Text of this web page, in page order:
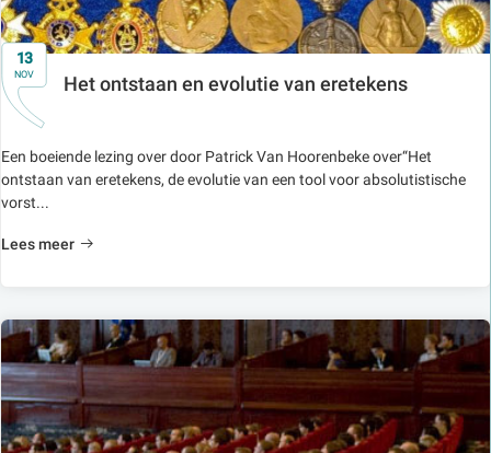
13
NOV
Het ontstaan en evolutie van eretekens
Een boeiende lezing over door Patrick Van Hoorenbeke over“Het
ontstaan van eretekens, de evolutie van een tool voor absolutistische
vorst...
Lees meer